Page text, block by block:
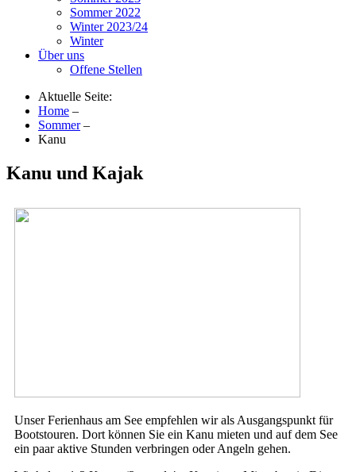
Sommer 2022
Winter 2023/24
Winter
Über uns
Offene Stellen
Aktuelle Seite:
Home –
Sommer –
Kanu
Kanu und Kajak
Unser Ferienhaus am See empfehlen wir als Ausgangspunkt für
Bootstouren. Dort können Sie ein Kanu mieten und auf dem See
ein paar aktive Stunden verbringen oder Angeln gehen.